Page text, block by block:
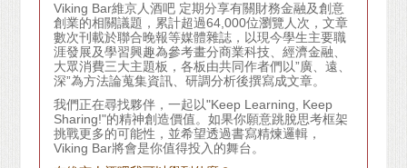
Viking Bar維京人酒吧 定期分享有關財務金融及創意
創業的相關議題，累計超過64,000位瀏覽人次，文章
數次刊載於聯合晚報等媒體雜誌，以現今學生主要職
涯發展及學習興趣為參考畫分商業科技、經濟金融、
大眾消費三大主題板，各板由共同作者們以”廣、遠、
深”為方法論蒐集資訊、研調分析後撰寫成文章。
我們正在尋找夥伴，一起以"Keep Learning, Keep
Sharing!"的精神創造價值。如果你願意跳脫思考框架
挑戰更多的可能性，並希望透過書寫精煉邏輯，
Viking Bar將會是你值得投入的舞台。